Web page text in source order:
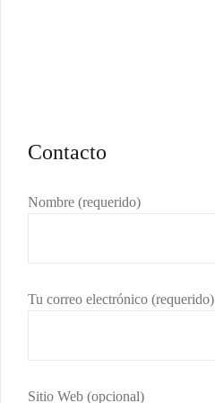
Contacto
Nombre (requerido)
Tu correo electrónico (requerido)
Sitio Web (opcional)